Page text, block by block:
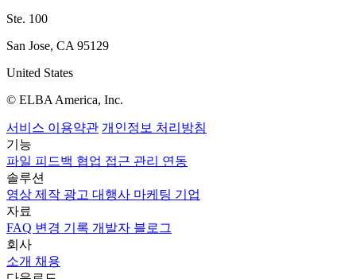
Ste. 100
San Jose, CA 95129
United States
© ELBA America, Inc.
서비스 이용약관 개인정보 처리방침
기능
파일 피드백 협업 접근 관리 연동
솔루션
영상 제작 광고 대행사 마케팅 기업
자료
FAQ 변경 기록 개발자 블로그
회사
소개 채용